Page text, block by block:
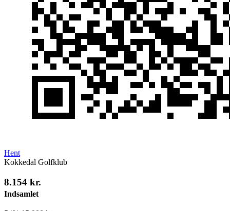
Hent
Kokkedal Golfklub
8.154 kr.
Indsamlet